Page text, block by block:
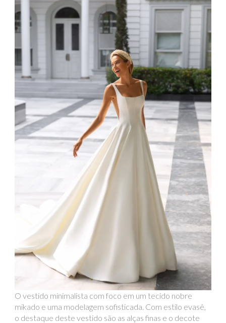
O vestido minimalista com foco em um tecido nobre
mikado e uma modelagem sofisticada. Com estilo evasê,
o destaque deste vestido são as alças finas e o decote